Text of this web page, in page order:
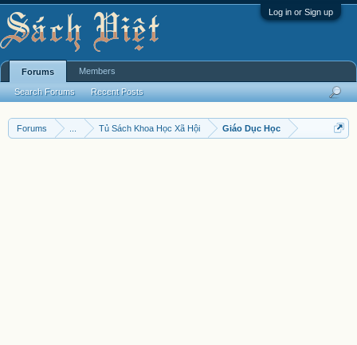
Log in or Sign up
Forums Tủ Sách Khoa Học Xã Hội Giáo Dục Học
Forums
Search Forums Recent Posts
Members